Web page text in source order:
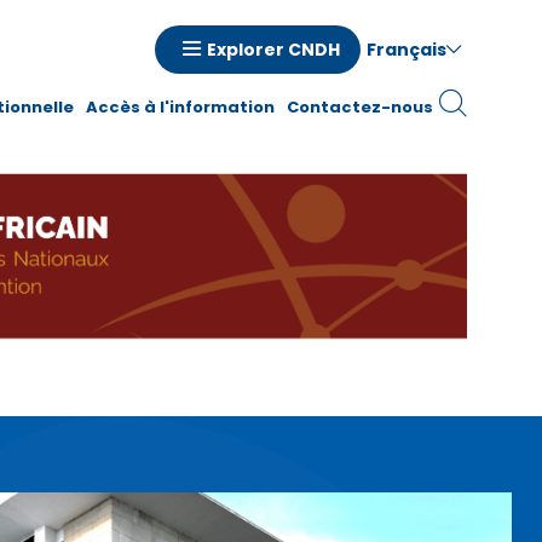
Explorer CNDH Français
Accès à l'information Contactez-nous